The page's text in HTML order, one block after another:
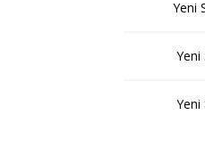
Yeni
Yeni